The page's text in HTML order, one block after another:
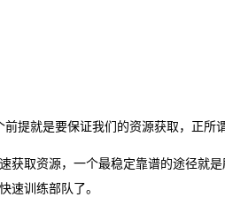
前提就是要保证我们的资源获取，正所
获取资源，一个最稳定靠谱的途径就
速训练部队了。